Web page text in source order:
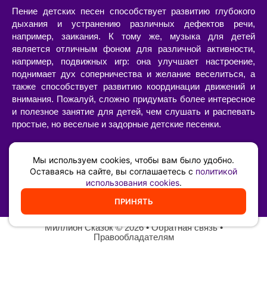
Пение детских песен способствует развитию глубокого
дыхания и устранению различных дефектов речи,
например, заикания. К тому же, музыка для детей
является отличным фоном для различной активности,
например, подвижных игр: она улучшает настроение,
поднимает дух соперничества и желание веселиться, а
также способствует развитию координации движений и
внимания. Пожалуй, сложно придумать более интересное
и полезное занятие для детей, чем слушать и распевать
простые, но веселые и задорные детские песенки.
Слушать или скачать детские песни с текстами и
минусами, современные или старые, в хорошем качестве
можно на нашем сайте. Большой выбор песен для детей
позволит составить свой собственный сборник из тех
композиций, которые нравятся вам и вашему ребенку.
Миллион Сказок©️ 2026 •Обратная связь•
Правообладателям
Мы используем cookies, чтобы вам было удобно.
Оставаясь на сайте, вы соглашаетесь с политикой
использования cookies.
ПРИНЯТЬ